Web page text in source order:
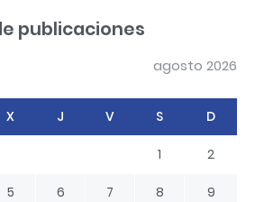
publicaciones
agosto 2026
X J V S D
1 2
5 6 7 8 9